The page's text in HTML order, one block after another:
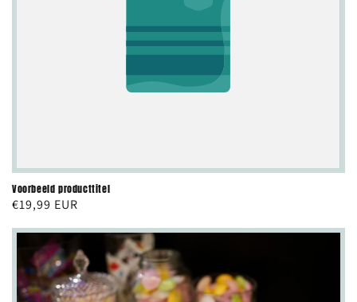
Voorbeeld producttitel
Normale
€19,99 EUR